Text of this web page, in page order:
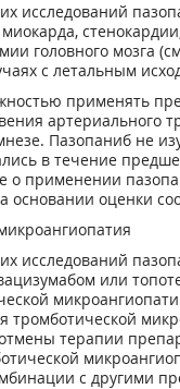
исследований
головного мозга
с летальным
применять
артериального
Пазопаниб не
в течение
о применении
основании оценки
исследований
или
тромботической
терапии
с другими